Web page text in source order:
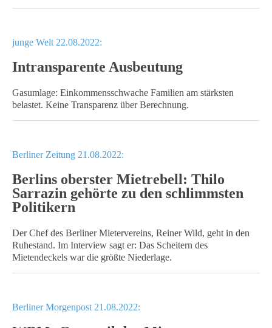
junge Welt 22.08.2022:
Intransparente Ausbeutung
Gasumlage: Einkommensschwache Familien am stärksten
belastet. Keine Transparenz über Berechnung.
Berliner Zeitung 21.08.2022:
Berlins oberster Mietrebell: Thilo
Sarrazin gehörte zu den schlimmsten
Politikern
Der Chef des Berliner Mietervereins, Reiner Wild, geht in den
Ruhestand. Im Interview sagt er: Das Scheitern des
Mietendeckels war die größte Niederlage.
Berliner Morgenpost 21.08.2022: